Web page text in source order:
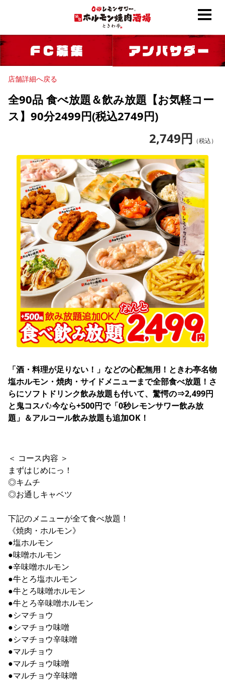
店舗詳細へ戻る
全90品 食べ放題＆飲み放題【お気軽コー
ス】90分2499円(税込2749円)
2,749円 （税込）
「酒・料理が足りない！」などの心配無用！ときわ亭名物
塩ホルモン・焼肉・サイドメニューまで全部食べ放題！さ
らにソフトドリンク飲み放題も付いて、驚愕の⇒2,499円
と鬼コスパ♪今なら+500円で「0秒レモンサワー飲み放
題」＆アルコール飲み放題も追加OK！
＜ コース内容 ＞
まずはじめにっ！
◎キムチ
◎お通しキャベツ
下記のメニューが全て食べ放題！
《焼肉・ホルモン》
●塩ホルモン
●味噌ホルモン
●辛味噌ホルモン
●牛とろ塩ホルモン
●牛とろ味噌ホルモン
●牛とろ辛味噌ホルモン
●シマチョウ
●シマチョウ味噌
●シマチョウ辛味噌
●マルチョウ
●マルチョウ味噌
●マルチョウ辛味噌